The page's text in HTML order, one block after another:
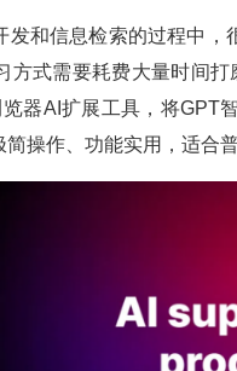
发和信息检索的过程中
方式需要耗费大量时间
器AI扩展工具，将GPT
操作、功能实用，适合